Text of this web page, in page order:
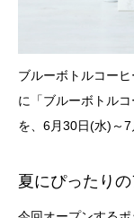
ブルーボトルコー
に「ブルーボトル
を、6月30日(水)～7
夏にぴったり